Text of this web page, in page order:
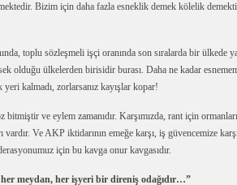
Bizim için daha fazla esneklik demek kölelik
toplu sözleşmeli işçi oranında son sıralarda bir ülkede
olduğu ülkelerden birisidir burası. Daha ne kadar
yeri kalmadı, zorlarsanız kayışlar kopar!
ve eylem zamanıdır. Karşımızda, rant için
Ve AKP iktidarının emeğe karşı, iş güvencemize
için bu kavga onur kavgasıdır.
meydan, her işyeri bir direniş odağıdır…”